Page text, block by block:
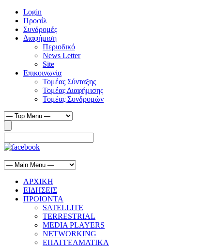
Login
Προφίλ
Συνδρομές
Διαφήμιση
Περιοδικό
News Letter
Site
Επικοινωνία
Τομέας Σύνταξης
Τομέας Διαφήμισης
Τομέας Συνδρομών
ΑΡΧΙΚΗ
ΕΙΔΗΣΕΙΣ
ΠΡΟΙΟΝΤΑ
SATELLITE
TERRESTRIAL
MEDIA PLAYERS
NETWORKING
ΕΠΑΓΓΕΛΜΑΤΙΚΑ